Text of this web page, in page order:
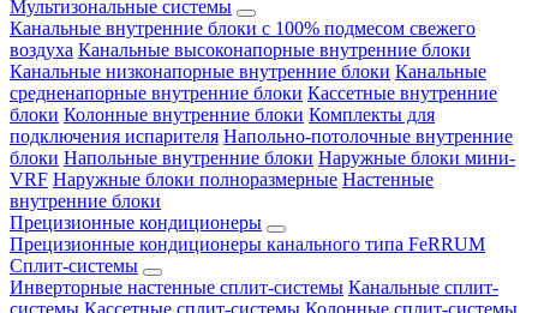
Мультизональные системы
Канальные внутренние блоки с 100% подмесом свежего
воздуха Канальные высоконапорные внутренние блоки
Канальные низконапорные внутренние блоки Канальные
средненапорные внутренние блоки Кассетные внутренние
блоки Колонные внутренние блоки Комплекты для
подключения испарителя Напольно-потолочные внутренние
блоки Напольные внутренние блоки Наружные блоки мини-
VRF Наружные блоки полноразмерные Настенные
внутренние блоки
Прецизионные кондиционеры
Прецизионные кондиционеры канального типа FeRRUM
Сплит-системы
Инверторные настенные сплит-системы Канальные сплит-
системы Кассетные сплит-системы Колонные сплит-системы